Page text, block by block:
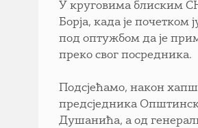
У круговима блиским
Борја, када је
под оптужбом да је
преко свог посредника.
Подсјећамо, након
предсједника
Душанића, а од